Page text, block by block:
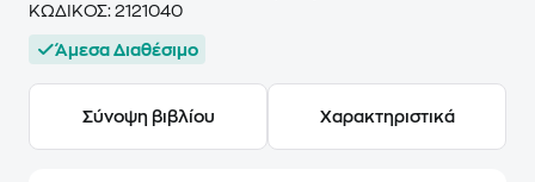
ΚΩΔΙΚΟΣ: 2121040
Άμεσα Διαθέσιμο
Σύνοψη βιβλίου Χαρακτηριστικά